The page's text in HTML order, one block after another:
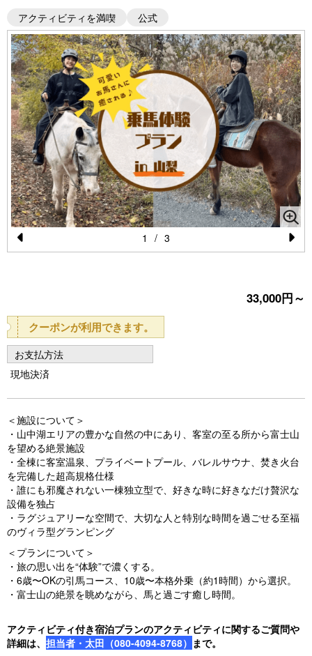
アクティビティを満喫 公式
Pr
o
u
s
N
xt
1 / 3
33,000円～
クーポンが利用できます。
お支払方法
現地決済
＜施設について＞
・山中湖エリアの豊かな自然の中にあり、客室の至る所から富士山
を望める絶景施設
・全棟に客室温泉、プライベートプール、バレルサウナ、焚き火台
を完備した超高規格仕様
・誰にも邪魔されない一棟独立型で、好きな時に好きなだけ贅沢な
設備を独占
・ラグジュアリーな空間で、大切な人と特別な時間を過ごせる至福
のヴィラ型グランピング
＜プランについて＞
・旅の思い出を“体験”で濃くする。
・6歳〜OKの引馬コース、10歳〜本格外乗（約1時間）から選択。
・富士山の絶景を眺めながら、馬と過ごす癒し時間。
アクティビティ付き宿泊プランのアクティビティに関するご質問や
詳細は、 担当者・太田（080-4094-8768） まで。